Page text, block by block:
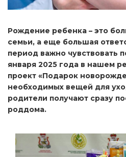
Рождение ребенка – это
семьи, а еще большая
период важно чувствовать
января 2025 года в нашем
проект «Подарок
необходимых вещей для
родители получают сразу
роддома.